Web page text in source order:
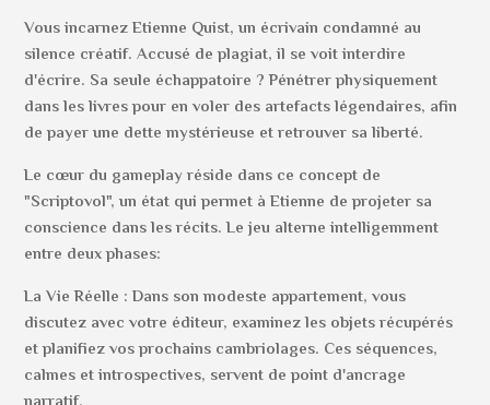
Vous incarnez Etienne Quist, un écrivain condamné au
silence créatif. Accusé de plagiat, il se voit interdire
d'écrire. Sa seule échappatoire ? Pénétrer physiquement
dans les livres pour en voler des artefacts légendaires, afin
de payer une dette mystérieuse et retrouver sa liberté.
Le cœur du gameplay réside dans ce concept de
"Scriptovol", un état qui permet à Etienne de projeter sa
conscience dans les récits. Le jeu alterne intelligemment
entre deux phases:
La Vie Réelle : Dans son modeste appartement, vous
discutez avec votre éditeur, examinez les objets récupérés
et planifiez vos prochains cambriolages. Ces séquences,
calmes et introspectives, servent de point d'ancrage